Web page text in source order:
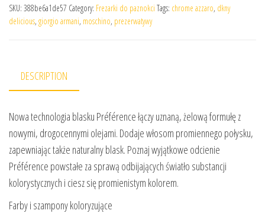
SKU: 388be6a1de57 Category: Frezarki do paznokci Tags: chrome azzaro, dkny
delicious, giorgio armani, moschino, prezerwatywy
DESCRIPTION
Nowa technologia blasku Préférence łączy uznaną, żelową formułę z
nowymi, drogocennymi olejami. Dodaje włosom promiennego połysku,
zapewniając także naturalny blask. Poznaj wyjątkowe odcienie
Préférence powstałe za sprawą odbijających światło substancji
kolorystycznych i ciesz się promienistym kolorem.
Farby i szampony koloryzujące